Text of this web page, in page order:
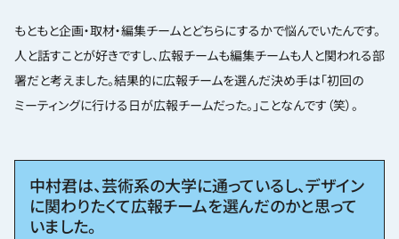
もともと企画・取材・編集チームとどちらにするかで悩んでいたんです。
人と話すことが好きですし、広報チームも編集チームも人と関われる部
署だと考えました。結果的に広報チームを選んだ決め手は「初回の
ミーティングに行ける日が広報チームだった。」ことなんです（笑）。
中村君は、芸術系の大学に通っているし、デザイン
に関わりたくて広報チームを選んだのかと思って
いました。